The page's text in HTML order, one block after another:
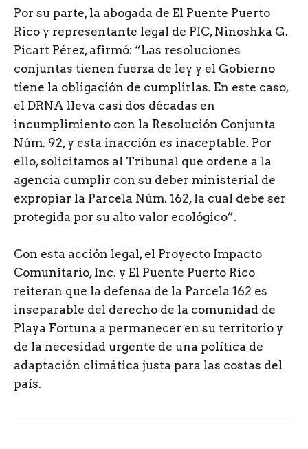
Por su parte, la abogada de El Puente Puerto
Rico y representante legal de PIC, Ninoshka G.
Picart Pérez, afirmó: “Las resoluciones
conjuntas tienen fuerza de ley y el Gobierno
tiene la obligación de cumplirlas. En este caso,
el DRNA lleva casi dos décadas en
incumplimiento con la Resolución Conjunta
Núm. 92, y esta inacción es inaceptable. Por
ello, solicitamos al Tribunal que ordene a la
agencia cumplir con su deber ministerial de
expropiar la Parcela Núm. 162, la cual debe ser
protegida por su alto valor ecológico”.
Con esta acción legal, el Proyecto Impacto
Comunitario, Inc. y El Puente Puerto Rico
reiteran que la defensa de la Parcela 162 es
inseparable del derecho de la comunidad de
Playa Fortuna a permanecer en su territorio y
de la necesidad urgente de una política de
adaptación climática justa para las costas del
país.